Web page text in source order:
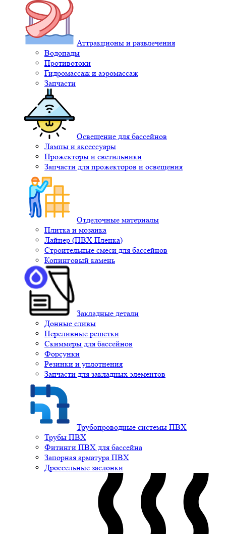
Аттракционы и развлечения
Водопады
Противотоки
Гидромассаж и аэромассаж
Запчасти
Освещение для бассейнов
Лампы и аксессуары
Прожекторы и светильники
Запчасти для прожекторов и освещения
Отделочные материалы
Плитка и мозаика
Лайнер (ПВХ Пленка)
Строительные смеси для бассейнов
Копинговый камень
Закладные детали
Донные сливы
Переливные решетки
Скиммеры для бассейнов
Форсунки
Резинки и уплотнения
Запчасти для закладных элементов
Трубопроводные системы ПВХ
Трубы ПВХ
Фитинги ПВХ для бассейна
Запорная арматура ПВХ
Дроссельные заслонки